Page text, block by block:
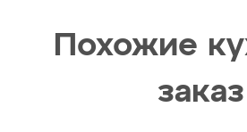
Похожие
заказ